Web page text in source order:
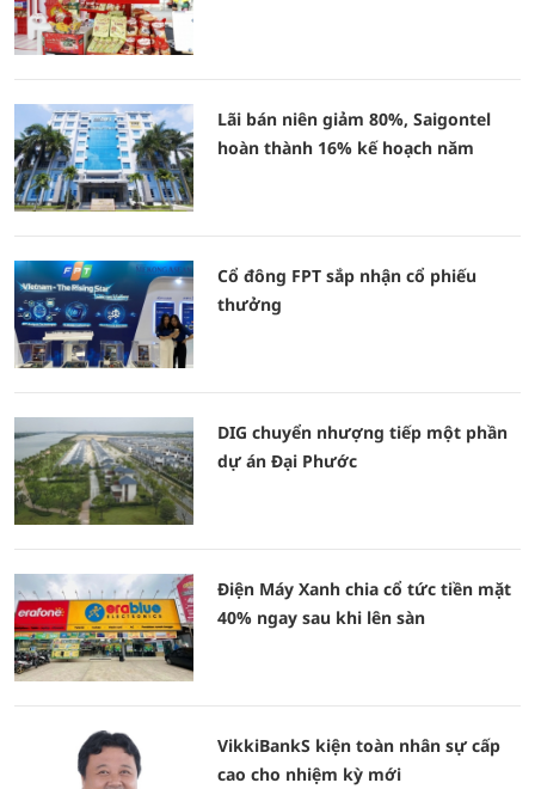
Lãi bán niên giảm 80%, Saigontel
hoàn thành 16% kế hoạch năm
Cổ đông FPT sắp nhận cổ phiếu
thưởng
DIG chuyển nhượng tiếp một phần
dự án Đại Phước
Điện Máy Xanh chia cổ tức tiền mặt
40% ngay sau khi lên sàn
VikkiBankS kiện toàn nhân sự cấp
cao cho nhiệm kỳ mới